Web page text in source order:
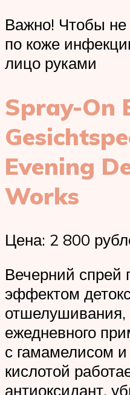
Важно! Чтобы не
по коже
лицо руками
Spray-On
Evening
Works
Цена: 2 800
Вечерний спрей
эффектом
отшелушивания,
ежедневного
с гамамелисом
кислотой
антиоксидант,